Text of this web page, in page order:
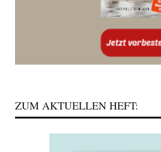
ZUM AKTUELLEN HEFT: